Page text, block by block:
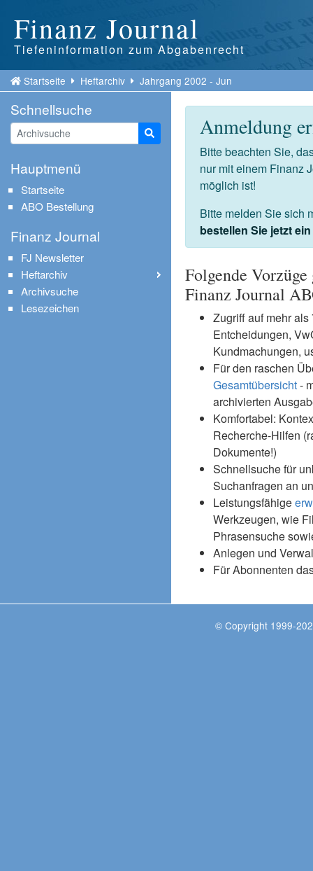
Finanz Journal
Tiefeninformation zum Abgabenrecht
Startseite Heftarchiv Jahrgang 2002 - Jun
Anmeldung
Bitte beachten Sie,
nur mit einem Finanz
möglich ist!
Bitte melden Sie sich
bestellen Sie jetzt
Folgende
Finanz Journal
Zugriff auf mehr
Entcheidungen,
Kundmachungen,
Für den raschen
Gesamtübersicht-
archivierten
Komfortabel:
Recherche-Hilfen
Dokumente!)
Schnellsuche für
Suchanfragen an
Leistungsfähige
Werkzeugen, wie
Phrasensuche
Anlegen und
Für Abonnenten
Schnellsuche
Suche starten
Hauptmenü
Startseite
ABO Bestellung
Finanz Journal
FJ Newsletter
Heftarchiv
Archivsuche
Lesezeichen
© Copyright 1999-